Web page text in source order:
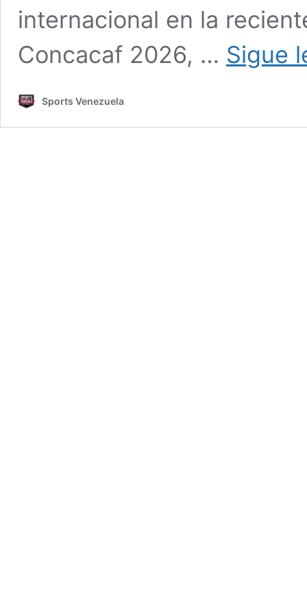
internacional en la
Concacaf 2026, … Sigue
Sports Venezuela